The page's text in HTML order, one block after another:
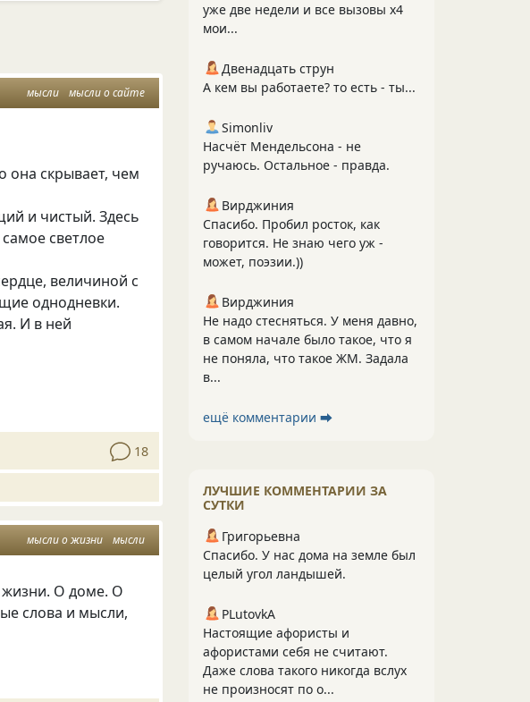
мысли мысли о сайте
она скрывает, чем
и чистый. Здесь
светлое
величиной с
однодневки.
И в ней
18
мысли о жизни мысли
жизни. О доме. О
слова и мысли,
уже две недели и все вызовы х4
мои...
Двенадцать струн
А кем вы работаете? то есть - ты...
Simonliv
Насчёт Мендельсона - не
ручаюсь. Остальное - правда.
Вирджиния
Спасибо. Пробил росток, как
говорится. Не знаю чего уж -
может, поэзии.))
Вирджиния
Не надо стесняться. У меня давно,
в самом начале было такое, что я
не поняла, что такое ЖМ. Задала
в...
ещё комментарии ⮕
ЛУЧШИЕ КОММЕНТАРИИ ЗА
СУТКИ
Григорьевна
Спасибо. У нас дома на земле был
целый угол ландышей.
PLutоvkА
Настоящие афористы и
афористами себя не считают.
Даже слова такого никогда вслух
не произносят по о...